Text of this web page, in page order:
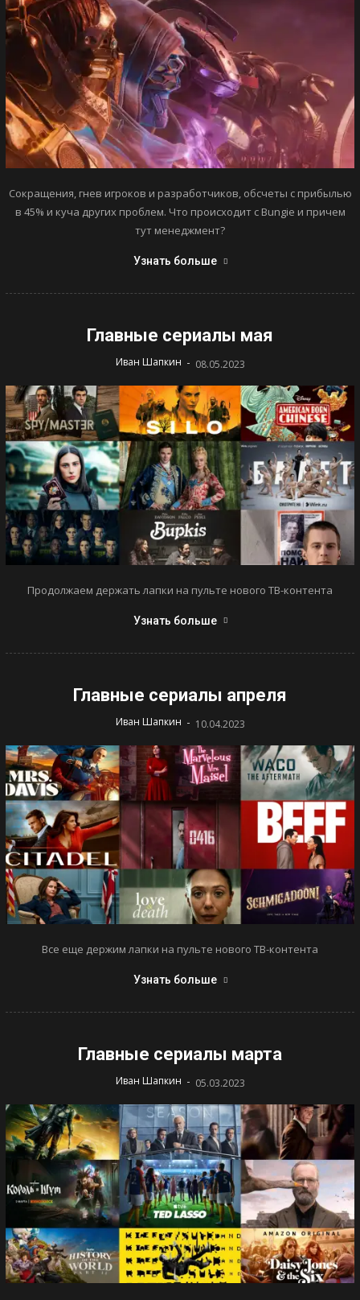
Сокращения, гнев игроков и разработчиков, обсчеты с прибылью
в 45% и куча других проблем. Что происходит с Bungie и причем
тут менеджмент?
Узнать больше
Главные сериалы мая
Иван Шапкин - 08.05.2023
Продолжаем держать лапки на пульте нового ТВ-контента
Узнать больше
Главные сериалы апреля
Иван Шапкин - 10.04.2023
Все еще держим лапки на пульте нового ТВ-контента
Узнать больше
Главные сериалы марта
Иван Шапкин - 05.03.2023